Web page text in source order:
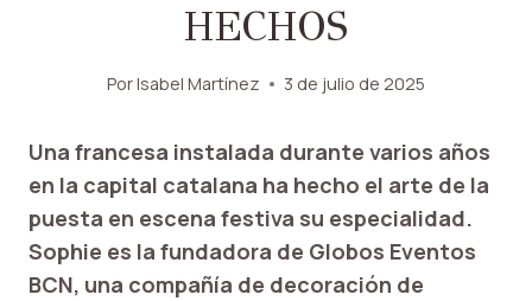
HECHOS
PorIsabel Martínez 3 de julio de 2025
Una francesa instalada durante varios años
en la capital catalana ha hecho el arte de la
puesta en escena festiva su especialidad.
Sophie es la fundadora de Globos Eventos
BCN, una compañía de decoración de